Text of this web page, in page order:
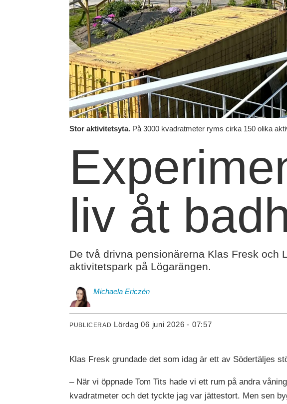
Stor aktivitetsyta. På 3000 kvadratmeter ryms cirka 150 olika
liv åt
De två drivna pensionärerna Klas Fresk och
aktivitetspark på Lögarängen.
Michaela Ericzén
PUBLICERAD lördag 06 juni 2026 - 07:57
Klas Fresk grundade det som idag är ett av Södertäljes
– När vi öppnade Tom Tits hade vi ett rum på andra
kvadratmeter och det tyckte jag var jättestort. Men sen